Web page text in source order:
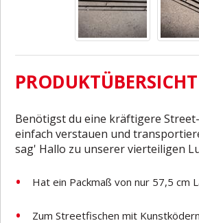
PRODUKTÜBERSICHT
Benötigst du eine kräftigere
einfach verstauen und
sag' Hallo zu unserer vierteiligen
Hat ein Packmaß von nur 57,5 cm
Zum Streetfischen mit